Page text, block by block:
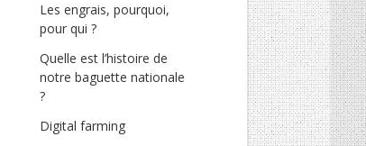
Les engrais, pourquoi,
pour qui ?
Quelle est l’histoire de
notre baguette nationale
?
Digital farming